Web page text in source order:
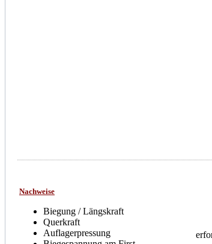
Nachweise
Biegung / Längskraft
Querkraft
Auflagerpressung